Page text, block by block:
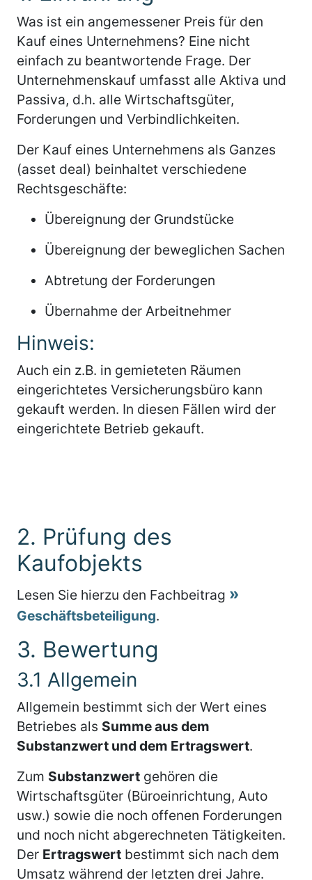
Was ist ein angemessener Preis für den
Kauf eines Unternehmens? Eine nicht
einfach zu beantwortende Frage. Der
Unternehmenskauf umfasst alle Aktiva und
Passiva, d.h. alle Wirtschaftsgüter,
Forderungen und Verbindlichkeiten.
Der Kauf eines Unternehmens als Ganzes
(asset deal) beinhaltet verschiedene
Rechtsgeschäfte:
Übereignung der Grundstücke
Übereignung der beweglichen Sachen
Abtretung der Forderungen
Übernahme der Arbeitnehmer
Hinweis:
Auch ein z.B. in gemieteten Räumen
eingerichtetes Versicherungsbüro kann
gekauft werden. In diesen Fällen wird der
eingerichtete Betrieb gekauft.
2. Prüfung des
Kaufobjekts
Lesen Sie hierzu den Fachbeitrag
Geschäftsbeteiligung.
3. Bewertung
3.1 Allgemein
Allgemein bestimmt sich der Wert eines
Betriebes als Summe aus dem
Substanzwert und dem Ertragswert.
Zum Substanzwert gehören die
Wirtschaftsgüter (Büroeinrichtung, Auto
usw.) sowie die noch offenen Forderungen
und noch nicht abgerechneten Tätigkeiten.
Der Ertragswert bestimmt sich nach dem
Umsatz während der letzten drei Jahre.